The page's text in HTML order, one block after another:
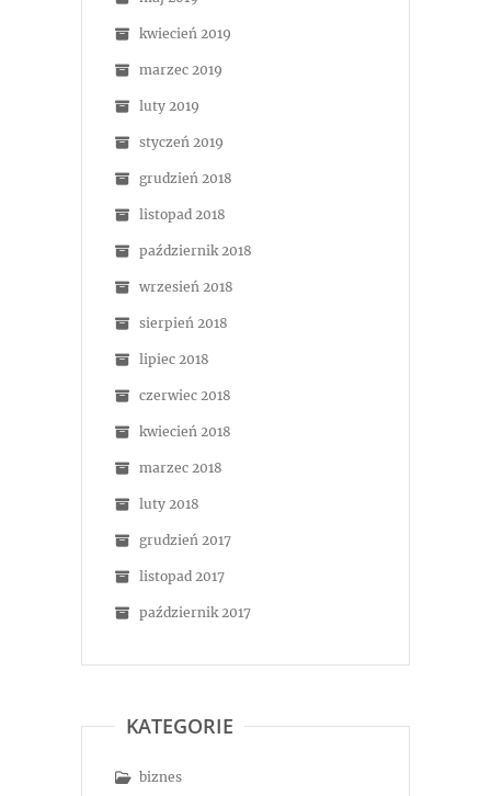
kwiecień 2019
marzec 2019
luty 2019
styczeń 2019
grudzień 2018
listopad 2018
październik 2018
wrzesień 2018
sierpień 2018
lipiec 2018
czerwiec 2018
kwiecień 2018
marzec 2018
luty 2018
grudzień 2017
listopad 2017
październik 2017
KATEGORIE
biznes